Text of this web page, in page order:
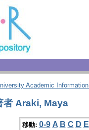
Academic
者 Araki, Maya
移動: 0-9 A B C D E